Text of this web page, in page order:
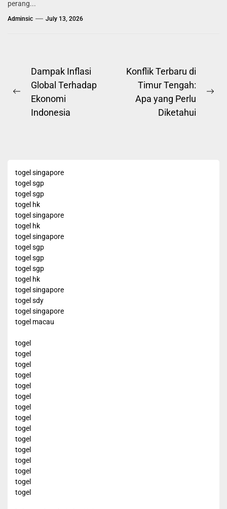
perang...
Adminsic July 13, 2026
Post
navigation
Previous
post:
Dampak Inflasi
Global Terhadap
Ekonomi
Indonesia
Konflik Terbaru di
Timur Tengah:
Apa yang Perlu
Diketahui
togel singapore
togel sgp
togel sgp
togel hk
togel singapore
togel hk
togel singapore
togel sgp
togel sgp
togel sgp
togel hk
togel singapore
togel sdy
togel singapore
togel macau
togel
togel
togel
togel
togel
togel
togel
togel
togel
togel
togel
togel
togel
togel
togel